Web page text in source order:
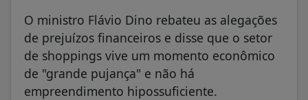
O ministro Flávio Dino rebateu as alegações
de prejuízos financeiros e disse que o setor
de shoppings vive um momento econômico
de "grande pujança" e não há
empreendimento hipossuficiente.